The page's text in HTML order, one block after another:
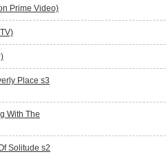
Prime Video)
Place s3
With The
Solitude s2